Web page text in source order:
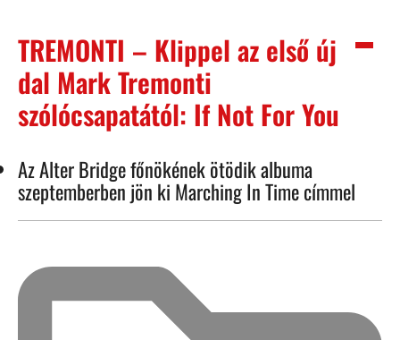
TREMONTI – Klippel az első új
dal Mark Tremonti
szólócsapatától: If Not For You
Az Alter Bridge főnökének ötödik albuma
szeptemberben jön ki Marching In Time címmel